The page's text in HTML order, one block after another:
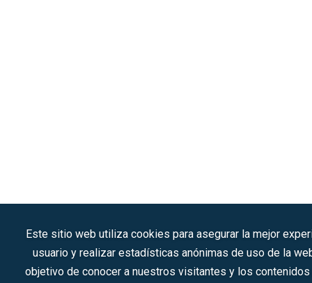
Este sitio web utiliza cookies para asegurar la mejor
usuario y realizar estadísticas anónimas de uso de la
objetivo de conocer a nuestros visitantes y los contenidos